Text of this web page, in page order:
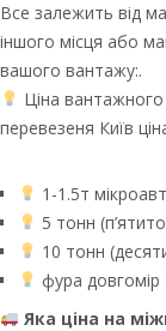
Все залежить від
іншого місця або
вашого вантажу:.
Ціна вантажного
перевезеня Київ
1-1.5т
5 тонн
10 тонн
фура
Яка ціна на